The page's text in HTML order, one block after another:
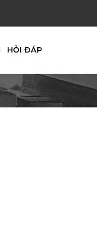
HỎI ĐÁP